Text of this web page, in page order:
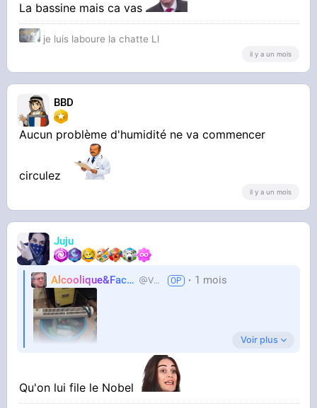
La bassine mais ca vas
je luis laboure la chatte Ll
il y a un mois
BBD
Aucun problème d'humidité ne va commencer
circulez
il y a un mois
Juju
Alcoolique&Facho Vaillant 1 mois
Voir plus
Qu'on lui file le Nobel